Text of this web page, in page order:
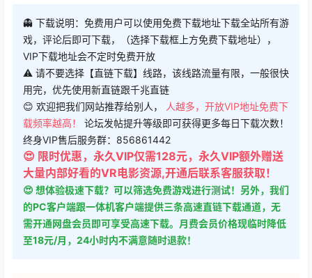
👻 下载说明：免费用户可以使用免费下载地址下载全站所有游
戏，评论后即可下载，（选择下载框上方免费下载地址），
VIP下载地址会不定时免费开放
⚠ 请不要选择【直链下载】线路，该线路流量有限，一般很快
用完，优先使用新直链跟千兆直链
😊 欢迎把我们网站推荐给别人，
人越多，开放VIP地址免费下
载频率越高！ 论坛发帖提升等级即可获得更多每日下载次数！
终身VIP售后服务群：856861442
😍 限时优惠，永久VIP仅需128元，永久VIP额外赠送
大量内部好看的VR电影资源,开通后联系客服获取！
😍 想体验极速下载？可以筛选免费游戏进行测试！另外，我们
的PC客户端跟一体机客户端提供三条高速直链下载通道，无
需开通网盘会员即可享受高速下载。月费会员价格现临时降低
至18元/月，24小时内不满意随时退款！